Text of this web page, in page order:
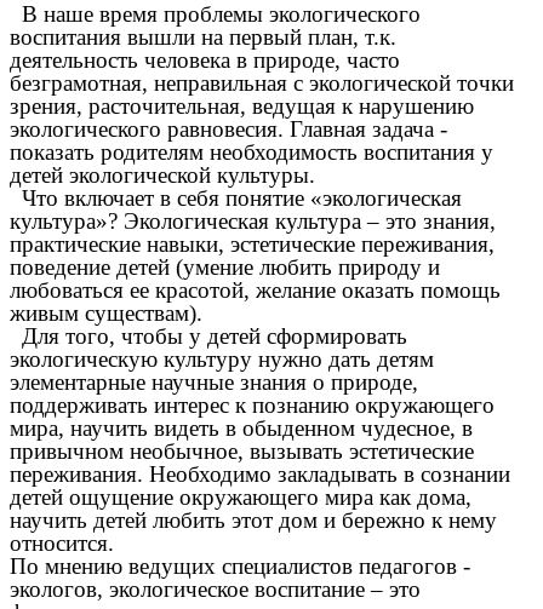
В наше время проблемы экологического
воспитания вышли на первый план, т.к.
деятельность человека в природе, часто
безграмотная, неправильная с экологической точки
зрения, расточительная, ведущая к нарушению
экологического равновесия. Главная задача -
показать родителям необходимость воспитания у
детей экологической культуры.
Что включает в себя понятие «экологическая
культура»? Экологическая культура – это знания,
практические навыки, эстетические переживания,
поведение детей (умение любить природу и
любоваться ее красотой, желание оказать помощь
живым существам).
Для того, чтобы у детей сформировать
экологическую культуру нужно дать детям
элементарные научные знания о природе,
поддерживать интерес к познанию окружающего
мира, научить видеть в обыденном чудесное, в
привычном необычное, вызывать эстетические
переживания. Необходимо закладывать в сознании
детей ощущение окружающего мира как дома,
научить детей любить этот дом и бережно к нему
относится.
По мнению ведущих специалистов педагогов -
экологов, экологическое воспитание – это